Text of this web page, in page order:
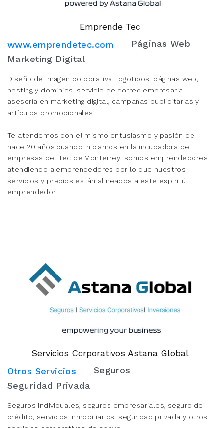
Emprende Tec
www.emprendetec.com
Páginas Web
Marketing Digital
Diseño de imagen corporativa, logotipos, páginas web,
hosting y dominios, servicio de correo empresarial,
asesoría en marketing digital, campañas publicitarias y
artículos promocionales.
Te atendemos con el mismo entusiasmo y pasión de
hace 20 años cuando iniciamos en la incubadora de
empresas del Tec de Monterrey; somos emprendedores
atendiendo a emprendedores por lo que nuestros
servicios y precios están alineados a este espiritú
emprendedor.
Servicios Corporativos Astana Global
Otros Servicios
Seguros
Seguridad Privada
Seguros individuales, seguros empresariales, seguro de
crédito, servicios inmobiliarios, seguridad privada y otros